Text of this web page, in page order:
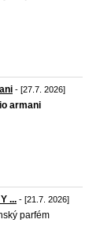
- [27.7. 2026]
armani
... - [21.7. 2026]
parfém